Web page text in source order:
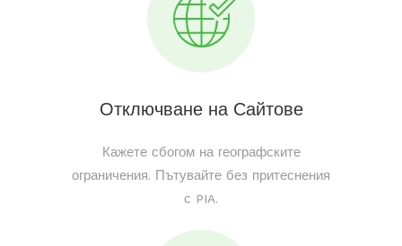
Отключване на Сайтове
Кажете сбогом на географските
ограничения. Пътувайте без притеснения
с PIA.